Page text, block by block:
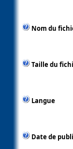
Nom du
Taille du
Langue
Date de